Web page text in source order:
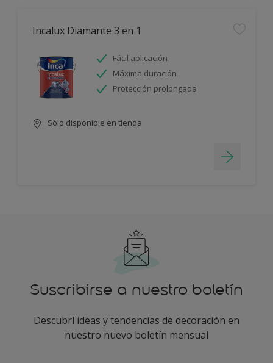
Incalux Diamante 3 en 1
Fácil aplicación
Máxima duración
Protección prolongada
Sólo disponible en tienda
Suscribirse a nuestro boletín
Descubrí ideas y tendencias de decoración en
nuestro nuevo boletín mensual